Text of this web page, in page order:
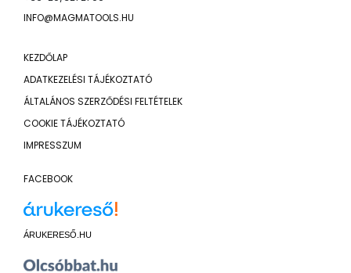
INFO@MAGMATOOLS.HU
KEZDŐLAP
ADATKEZELÉSI TÁJÉKOZTATÓ
ÁLTALÁNOS SZERZŐDÉSI FELTÉTELEK
COOKIE TÁJÉKOZTATÓ
IMPRESSZUM
FACEBOOK
ÁRUKERESŐ.HU